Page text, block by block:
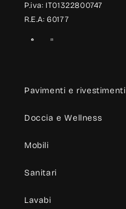
P.iva: IT01322800747
R.E.A: 60177
Pavimenti e rivestimenti
Doccia e Wellness
Mobili
Sanitari
Lavabi